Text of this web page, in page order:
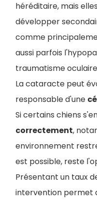
héréditaire, mais
développer
comme
aussi parfois
traumatisme
La cataracte peut
responsable d'une
Si certains chiens
correctement,
environnement
est possible, reste
Présentant un taux
intervention permet